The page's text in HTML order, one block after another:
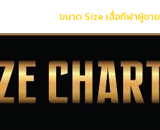
ขนาด Size เสื้อกีฬาผู้ชาย